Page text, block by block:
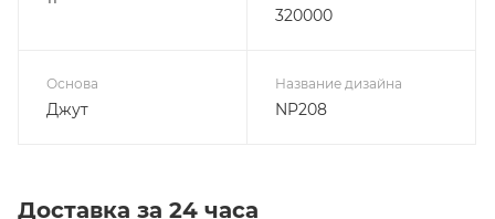
320000
Основа
Джут
Название дизайна
NP208
Доставка за 24 часа